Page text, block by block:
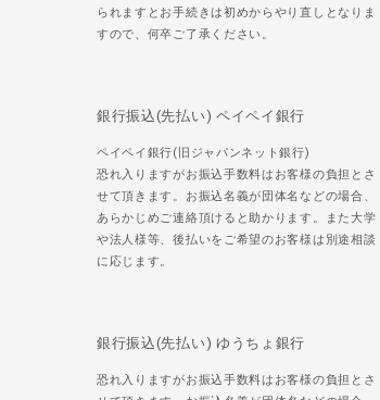
られますとお手続きは初めからやり直しとなりま
すので、何卒ご了承ください。
銀行振込(先払い) ペイペイ銀行
ペイペイ銀行(旧ジャパンネット銀行)
恐れ入りますがお振込手数料はお客様の負担とさ
せて頂きます。お振込名義が団体名などの場合、
あらかじめご連絡頂けると助かります。また大学
や法人様等、後払いをご希望のお客様は別途相談
に応じます。
銀行振込(先払い) ゆうちょ銀行
恐れ入りますがお振込手数料はお客様の負担とさ